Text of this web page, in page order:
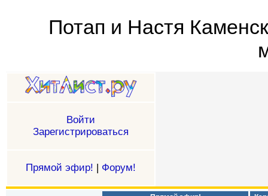
Потап и Настя
Войти
Зарегистрироваться
Прямой эфир! | Форум!